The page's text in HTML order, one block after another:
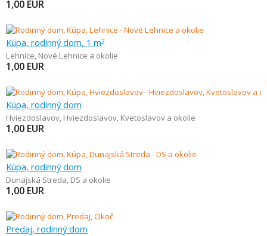
1,00 EUR
Kúpa, rodinný dom, 1 m2
Lehnice, Nové Lehnice a okolie
1,00 EUR
Kúpa, rodinný dom
Hviezdoslavov, Hviezdoslavov, Kvetoslavov a okolie
1,00 EUR
Kúpa, rodinný dom
Dunajská Streda, DS a okolie
1,00 EUR
Predaj, rodinný dom